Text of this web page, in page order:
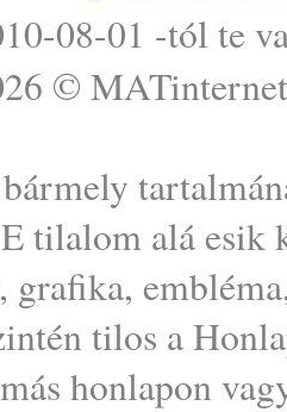
08-01 -tól te
© MATinternet
tilalom alá esik
grafika,
tilos a
más honlapon